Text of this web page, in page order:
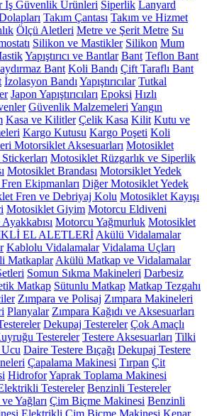
İş Güvenlik Ürünleri Siperlik Lanyard
Takım Çantası Takım ve Hizmet
Ölçü Aletleri Metre ve Şerit Metre Su
Silikon ve Mastikler Silikon Mum
Yapıştırıcı ve Bantlar Bant Teflon Bant
Bant Koli Bandı Çift Taraflı Bant
İzolasyon Bandı Yapıştırıcılar Tutkal
Japon Yapıştırıcıları Epoksi Hızlı
Güvenlik Malzemeleri Yangın
Kasa ve Kilitler Çelik Kasa Kilit Kutu ve
Kargo Kutusu Kargo Poşeti Koli
Motorsiklet Aksesuarları Motosiklet
Motosiklet Rüzgarlık ve Siperlik
Motosiklet Brandası Motorsiklet Yedek
Ekipmanları Diğer Motosiklet Yedek
Fren ve Debriyaj Kolu Motosiklet Kayışı
Motosiklet Giyim Motorcu Eldiveni
Motorcu Yağmurluk Motosiklet
EL ALETLERİ Akülü Vidalamalar
Kablolu Vidalamalar Vidalama Uçları
Matkaplar Akülü Matkap ve Vidalamalar
Somun Sıkma Makineleri Darbesiz
Matkap Sütunlu Matkap Matkap Tezgahı
Zımpara ve Polisaj Zımpara Makineleri
Planyalar Zımpara Kağıdı ve Aksesuarları
Dekupaj Testereler Çok Amaçlı
Testereler Testere Aksesuarları Tilki
Daire Testere Bıçağı Dekupaj Testere
Çapalama Makinesi Tırpan Çit
HidroforYaprak Toplama Makinesi
Testereler Benzinli Testereler
Yağları Çim Biçme Makinesi Benzinli
Elektrikli Çim Biçme Makinesi Kenar